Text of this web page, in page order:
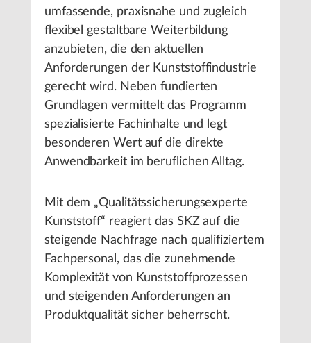
umfassende, praxisnahe und zugleich
flexibel gestaltbare Weiterbildung
anzubieten, die den aktuellen
Anforderungen der Kunststoffindustrie
gerecht wird. Neben fundierten
Grundlagen vermittelt das Programm
spezialisierte Fachinhalte und legt
besonderen Wert auf die direkte
Anwendbarkeit im beruflichen Alltag.
Mit dem „Qualitätssicherungsexperte
Kunststoff“ reagiert das SKZ auf die
steigende Nachfrage nach qualifiziertem
Fachpersonal, das die zunehmende
Komplexität von Kunststoffprozessen
und steigenden Anforderungen an
Produktqualität sicher beherrscht.